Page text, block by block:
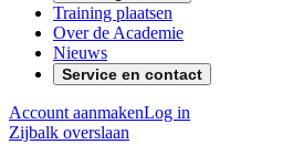
Training plaatsen
Over de Academie
Nieuws
Service en contact
Account aanmakenLog in
Zijbalk overslaan